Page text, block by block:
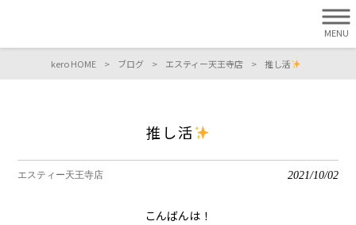
MENU
kero HOME > ブログ > エスティー天王寺店 > 推し活
推し活
エスティー天王寺店 2021/10/02
こんばんは！